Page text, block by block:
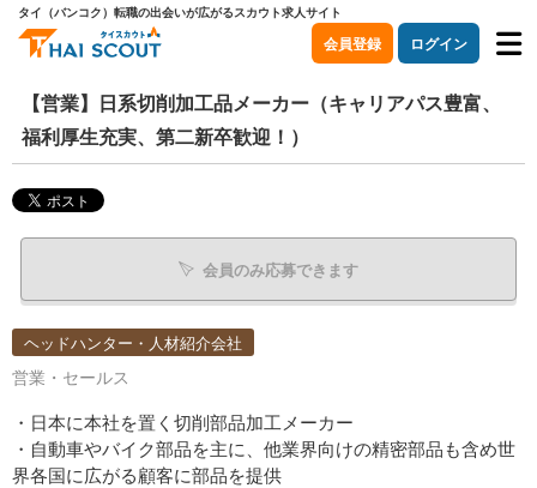
タイ（バンコク）転職の出会いが広がるスカウト求人サイト
会員登録 ログイン
【営業】日系切削加工品メーカー（キャリアパス豊富、
福利厚生充実、第二新卒歓迎！）
会員のみ応募できます
ヘッドハンター・人材紹介会社
営業・セールス
・日本に本社を置く切削部品加工メーカー
・自動車やバイク部品を主に、他業界向けの精密部品も含め世
界各国に広がる顧客に部品を提供